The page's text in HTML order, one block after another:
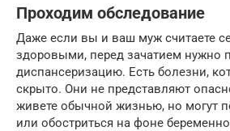
Проходим обследование
Даже если вы и ваш муж считаете
здоровыми, перед зачатием нужно
диспансеризацию. Есть болезни,
скрыто. Они не представляют
живете обычной жизнью, но могут
или обостриться на фоне